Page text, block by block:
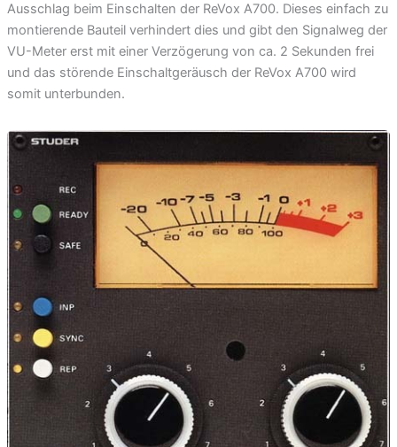
Ausschlag beim Einschalten der ReVox A700. Dieses einfach zu
montierende Bauteil verhindert dies und gibt den Signalweg der
VU-Meter erst mit einer Verzögerung von ca. 2 Sekunden frei
und das störende Einschaltgeräusch der ReVox A700 wird
somit unterbunden.